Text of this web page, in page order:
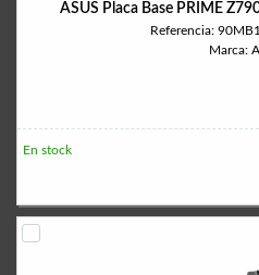
ASUS Placa Base PRIME
Referencia:
Marca:
En stock